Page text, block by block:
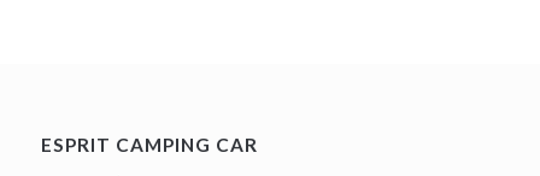
ESPRIT CAMPING CAR